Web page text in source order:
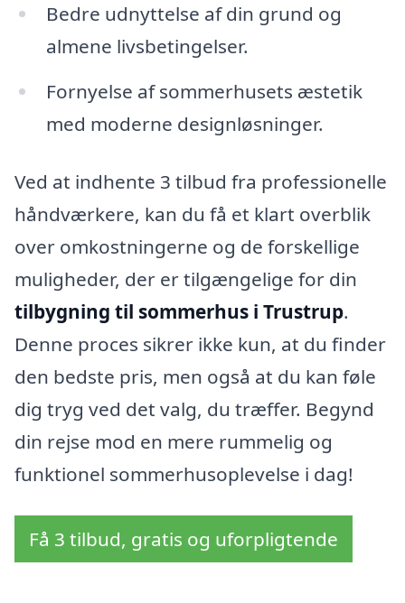
Bedre udnyttelse af din grund og
almene livsbetingelser.
Fornyelse af sommerhusets æstetik
med moderne designløsninger.
Ved at indhente 3 tilbud fra professionelle
håndværkere, kan du få et klart overblik
over omkostningerne og de forskellige
muligheder, der er tilgængelige for din
tilbygning til sommerhus i Trustrup.
Denne proces sikrer ikke kun, at du finder
den bedste pris, men også at du kan føle
dig tryg ved det valg, du træffer. Begynd
din rejse mod en mere rummelig og
funktionel sommerhusoplevelse i dag!
Få 3 tilbud, gratis og uforpligtende